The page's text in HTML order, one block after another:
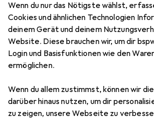
Wenn du nur das Nötigste wählst,
Cookies und ähnlichen Technologien
deinem Gerät und deinem
Website. Diese brauchen wir, um dir
Login und Basisfunktionen wie den
ermöglichen.
Wenn du allem zustimmst, können wir
darüber hinaus nutzen, um dir
zu zeigen, unsere Webseite zu
Kategorien anzeigen
Diese Marke gefällt